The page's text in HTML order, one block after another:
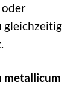
oder
gleichzeitig
metallicum